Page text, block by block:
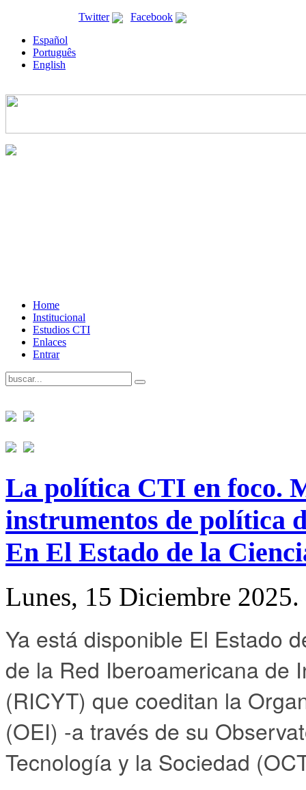
Twitter Facebook
Español
Português
English
Home
Institucional
Estudios CTI
Enlaces
Entrar
La política CTI en foco.
instrumentos de política
En El Estado de la
Lunes, 15 Diciembre 2025.
Ya está disponible El Estado
de la Red Iberoamericana de
(RICYT) que coeditan la
(OEI) -a través de su
Tecnología y la Sociedad